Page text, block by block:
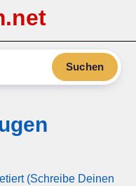
Suchen
(Schreibe Deinen